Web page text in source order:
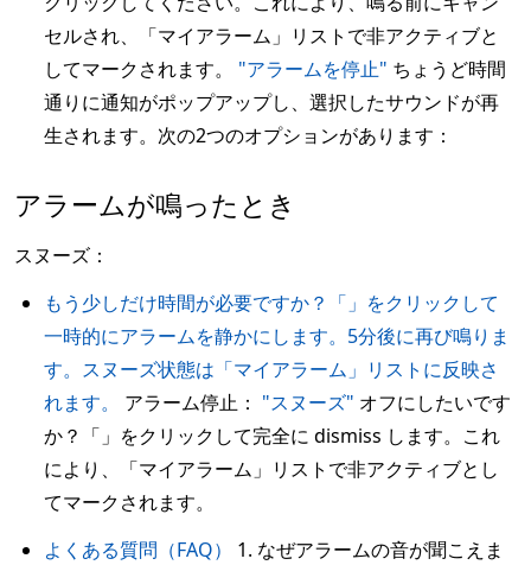
セルされ、「マイアラーム」リストで非アクティブと
してマークされます。 "アラームを停止" ちょうど時間
通りに通知がポップアップし、選択したサウンドが再
生されます。次の2つのオプションがあります：
アラームが鳴ったとき
スヌーズ：
もう少しだけ時間が必要ですか？「」をクリックして
一時的にアラームを静かにします。5分後に再び鳴りま
す。スヌーズ状態は「マイアラーム」リストに反映さ
れます。
アラーム停止： "スヌーズ" オフにしたいです
か？「」をクリックして完全に dismiss します。これ
により、「マイアラーム」リストで非アクティブとし
てマークされます。
よくある質問（FAQ）
1. なぜアラームの音が聞こえま